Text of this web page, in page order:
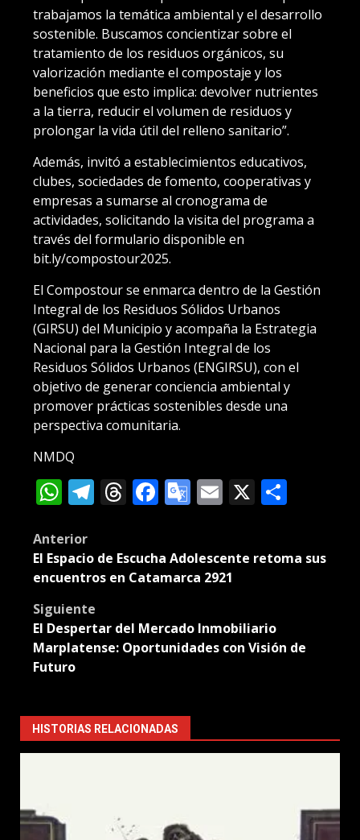
trabajamos la temática ambiental y el desarrollo
sostenible. Buscamos concientizar sobre el
tratamiento de los residuos orgánicos, su
valorización mediante el compostaje y los
beneficios que esto implica: devolver nutrientes
a la tierra, reducir el volumen de residuos y
prolongar la vida útil del relleno sanitario”.
Además, invitó a establecimientos educativos,
clubes, sociedades de fomento, cooperativas y
empresas a sumarse al cronograma de
actividades, solicitando la visita del programa a
través del formulario disponible en
bit.ly/compostour2025.
El Compostour se enmarca dentro de la Gestión
Integral de los Residuos Sólidos Urbanos
(GIRSU) del Municipio y acompaña la Estrategia
Nacional para la Gestión Integral de los
Residuos Sólidos Urbanos (ENGIRSU), con el
objetivo de generar conciencia ambiental y
promover prácticas sostenibles desde una
perspectiva comunitaria.
NMDQ
WhatsApp
Telegram
Threads
Facebook
Google
Email
X
Post
navigation
Anterior
El Espacio de Escucha Adolescente retoma sus
encuentros en Catamarca 2921
Siguiente
El Despertar del Mercado Inmobiliario
Marplatense: Oportunidades con Visión de
Futuro
HISTORIAS RELACIONADAS